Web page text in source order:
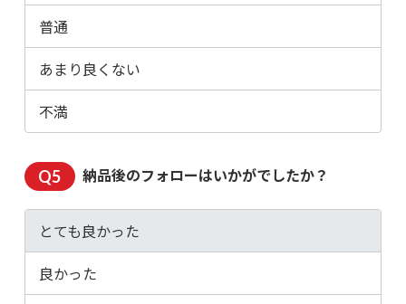
普通
あまり良くない
不満
納品後のフォローはいかがでしたか？
とても良かった
良かった